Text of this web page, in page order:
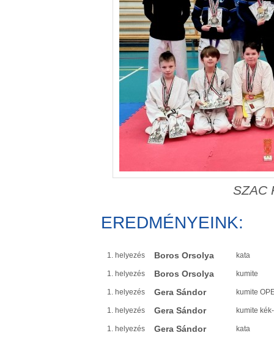
SZAC
EREDMÉNYEINK:
1. helyezés Boros Orsolya kata
1. helyezés Boros Orsolya kumite
1. helyezés Gera Sándor kumite
1. helyezés Gera Sándor kumite
1. helyezés Gera Sándor kata